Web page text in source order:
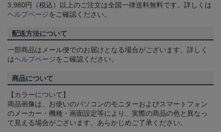
3,980円（税込）以上のご注文は全国一律送料無料です。詳しくは
ヘルプページをご確認ください。
配送方法について
一部商品はメール便でのお届けとなる場合がございます。詳しく
はヘルプページをご確認ください。
商品について
【カラーについて】
商品画像は、お使いのパソコンのモニターおよびスマートフォン
のメーカー・機種・画面設定等により、実際の商品の色と異なっ
て見える場合がございます。あらかじめご了承ください。